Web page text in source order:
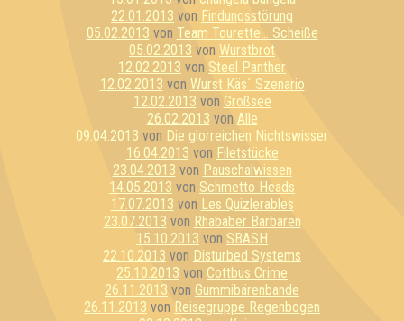
22.01.2013 von Findungsstörung
05.02.2013 von Team Tourette... Scheiße
05.02.2013 von Wurstbrot
12.02.2013 von Steel Panther
12.02.2013 von Wurst Käs´ Szenario
12.02.2013 von Großsee
26.02.2013 von Alle
09.04.2013 von Die glorreichen Nichtswisser
16.04.2013 von Filetstücke
23.04.2013 von Pauschalwissen
14.05.2013 von Schmetto Heads
17.07.2013 von Les Quizlerables
23.07.2013 von Rhababer Barbaren
15.10.2013 von SBASH
22.10.2013 von Disturbed Systems
25.10.2013 von Cottbus Crime
26.11.2013 von Gummibärenbande
26.11.2013 von Reisegruppe Regenbogen